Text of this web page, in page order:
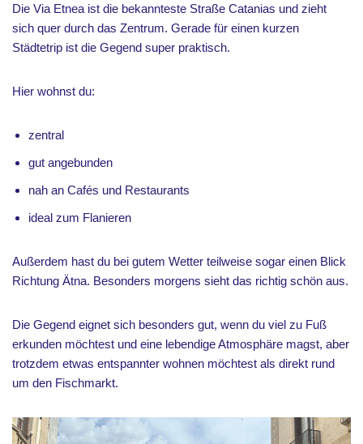
Die Via Etnea ist die bekannteste Straße Catanias und zieht
sich quer durch das Zentrum. Gerade für einen kurzen
Städtetrip ist die Gegend super praktisch.
Hier wohnst du:
zentral
gut angebunden
nah an Cafés und Restaurants
ideal zum Flanieren
Außerdem hast du bei gutem Wetter teilweise sogar einen Blick
Richtung Ätna. Besonders morgens sieht das richtig schön aus.
Die Gegend eignet sich besonders gut, wenn du viel zu Fuß
erkunden möchtest und eine lebendige Atmosphäre magst, aber
trotzdem etwas entspannter wohnen möchtest als direkt rund
um den Fischmarkt.